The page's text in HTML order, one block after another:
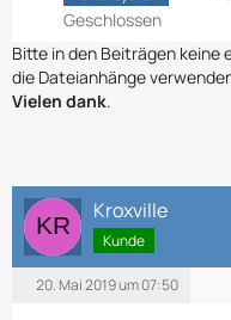
Geschlossen
Bitte in den Beiträgen keine
die Dateianhänge
Vielen dank.
Kroxville
Kunde
20. Mai 2019 um 07:50